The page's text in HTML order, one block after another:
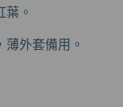
葉。
薄外套備用。